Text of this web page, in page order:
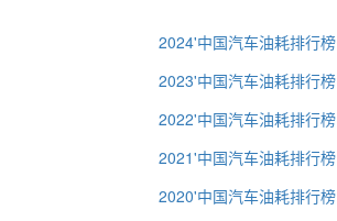
2024'中国汽车油耗排行榜
2023'中国汽车油耗排行榜
2022'中国汽车油耗排行榜
2021'中国汽车油耗排行榜
2020'中国汽车油耗排行榜